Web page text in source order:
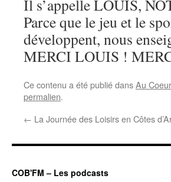
Il s’appelle LOUIS,
Parce que le jeu et le
développent, nous
MERCI LOUIS !
Ce contenu a été publié dansAu
permalien.
← La Journée des Loisirs en Côtes
COB'FM – Les podcasts